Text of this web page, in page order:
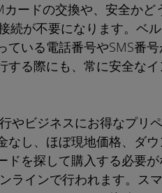
ードの交換や、安全か
続が不要になります。ベ
ている電話番号やSMS番
する際にも、常に安全な
やビジネスにお得なプリ
なし、ほぼ現地価格、ダ
ドを探して購入する必要が
ラインで行われます。ス